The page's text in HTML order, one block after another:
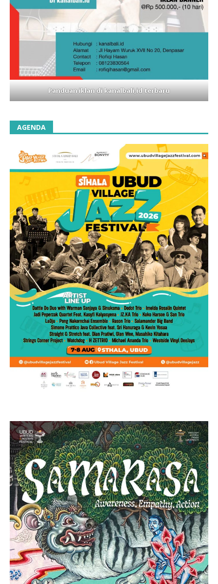
Panduan iklan di kanalbali,id terbaru
AGENDA